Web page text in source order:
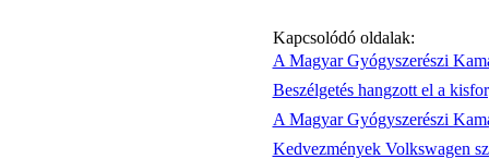
Kapcsolódó oldalak:
A Magyar Gyógyszerészi
Beszélgetés hangzott el a
A Magyar Gyógyszerészi
Kedvezmények Volkswagen